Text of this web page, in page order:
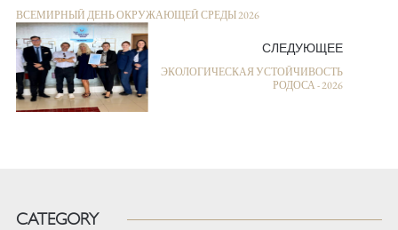
ВСЕМИРНЫЙ ДЕНЬ ОКРУЖАЮЩЕЙ СРЕДЫ 2026
СЛЕДУЮЩЕЕ
ЭКОЛОГИЧЕСКАЯ УСТОЙЧИВОСТЬ
РОДОСА - 2026
CATEGORY